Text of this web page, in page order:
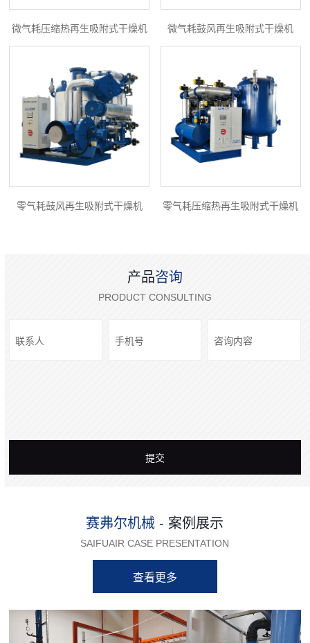
微气耗压缩热再生吸附式干燥机 微气耗鼓风再生吸附式干燥机
零气耗鼓风再生吸附式干燥机 零气耗压缩热再生吸附式干燥机
产品咨询
PRODUCT CONSULTING
提交
赛弗尔机械 - 案例展示
SAIFUAIR CASE PRESENTATION
查看更多